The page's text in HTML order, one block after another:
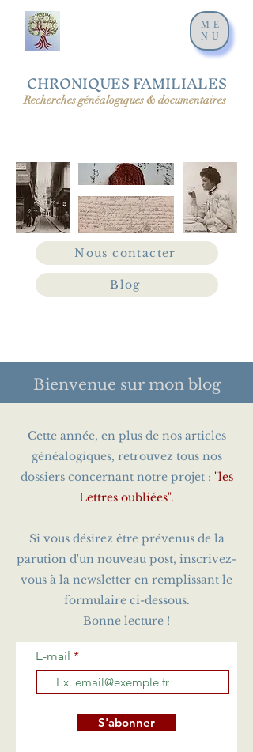
CHRONIQUES FAMILIALES
Recherches généalogiques & documentaires
Nous contacter
Blog
ME
NU
Bienvenue sur mon blog
Cette année, en plus de nos articles
généalogiques, retrouvez tous nos
dossiers concernant notre projet : "les
Lettres oubliées".
Si vous désirez être prévenus de la
parution d'un nouveau post, inscrivez-
vous à la newsletter en remplissant le
formulaire ci-dessous.
Bonne lecture !
E-mail
S'abonner